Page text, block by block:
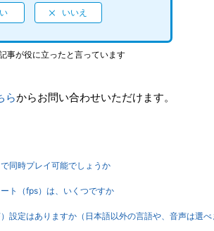
事が役に立ったと言っています
らからお問い合わせいただけます。
同時プレイ可能でしょうか
ト（fps）は、いくつですか
設定はありますか（日本語以外の言語や、音声は選べ